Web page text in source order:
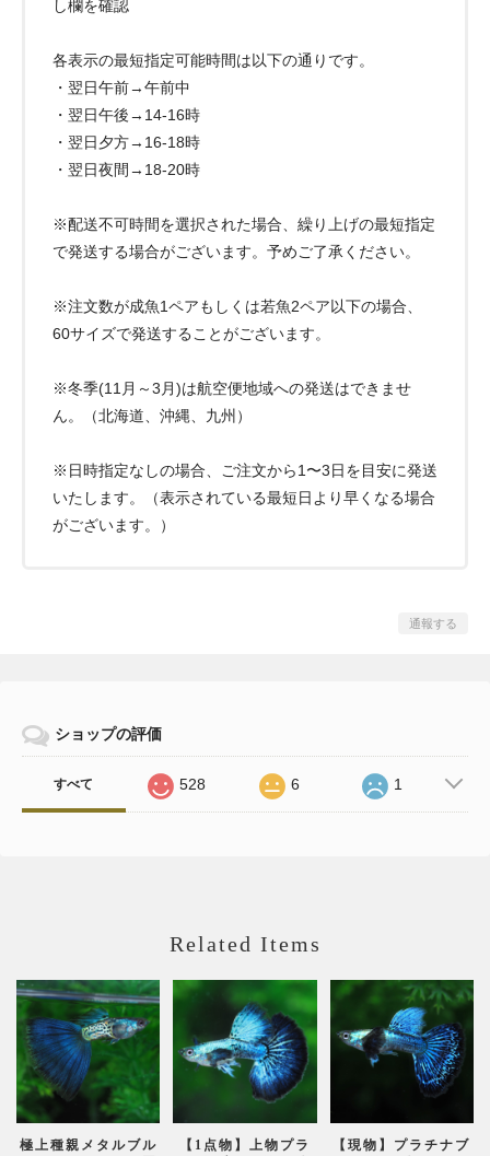
し欄を確認
各表示の最短指定可能時間は以下の通りです。
・翌日午前→午前中
・翌日午後→14-16時
・翌日夕方→16-18時
・翌日夜間→18-20時
※配送不可時間を選択された場合、繰り上げの最短指定
で発送する場合がございます。予めご了承ください。
※注文数が成魚1ペアもしくは若魚2ペア以下の場合、
60サイズで発送することがございます。
※冬季(11月～3月)は航空便地域への発送はできませ
ん。（北海道、沖縄、九州）
※日時指定なしの場合、ご注文から1〜3日を目安に発送
いたします。（表示されている最短日より早くなる場合
がございます。）
通報する
ショップの評価
すべて 528 6 1
Related Items
極上種親メタルブル
【1点物】上物プラ
【現物】プラチナブ